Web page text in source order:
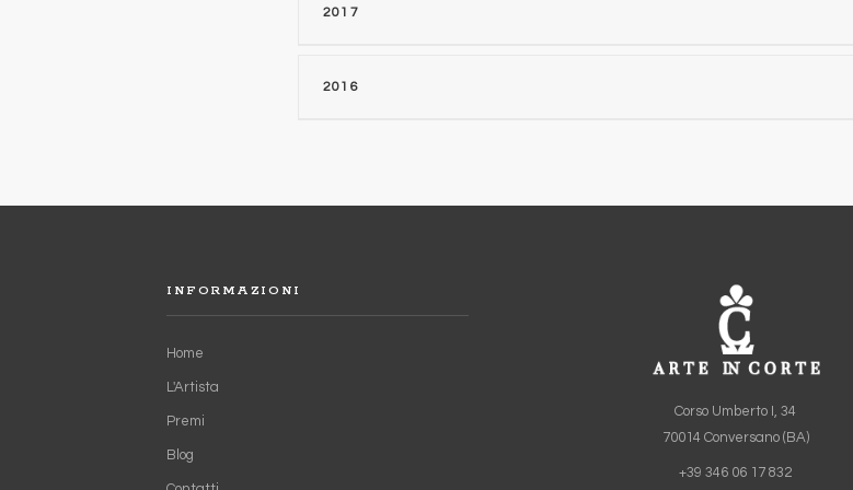
Collettiva Internazionale "l'Arte è Donna", Museo Diocesano, Terni
2017
Collettiva "Omaggio a Totò", N'Albero, Napoli
2016
Collettiva "Omaggio a Totò", Biblioteca Comunale "L. Da Vinci", Bellizzi (SA)
INFORMAZIONI
Home
L'Artista
Premi
Blog
Corso Umberto I, 34
70014 Conversano (BA)
+39 346 06 17 832